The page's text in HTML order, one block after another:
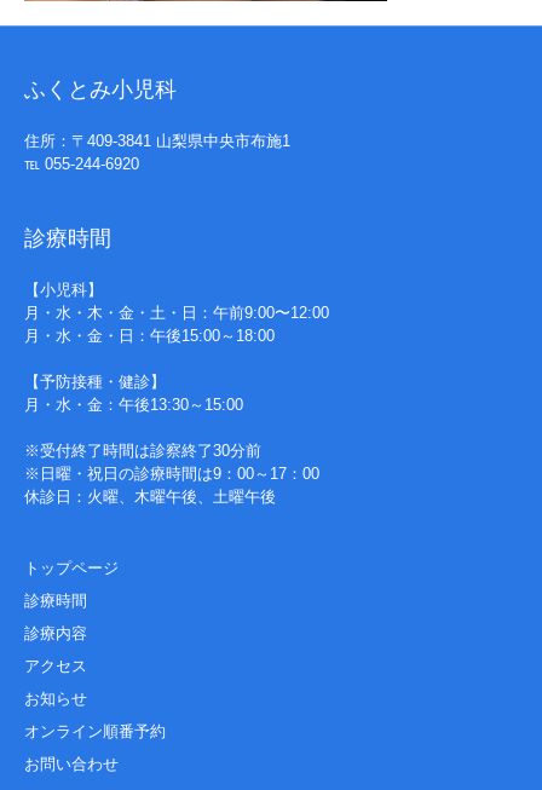
ふくとみ小児科
住所：〒409-3841 山梨県中央市布施1
℡ 055-244-6920
診療時間
【小児科】
月・水・木・金・土・日：午前9:00〜12:00
月・水・金・日：午後15:00～18:00
【予防接種・健診】
月・水・金：午後13:30～15:00
※受付終了時間は診察終了30分前
※日曜・祝日の診療時間は9：00～17：00
休診日：火曜、木曜午後、土曜午後
トップページ
診療時間
診療内容
アクセス
お知らせ
オンライン順番予約
お問い合わせ